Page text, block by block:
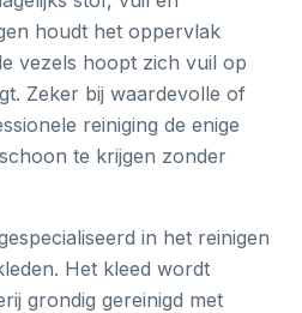
houdt het oppervlak
vezels hoopt zich vuil op
Zeker bij waardevolle of
reiniging de enige
te krijgen zonder
in het reinigen
Het kleed wordt
grondig gereinigd met